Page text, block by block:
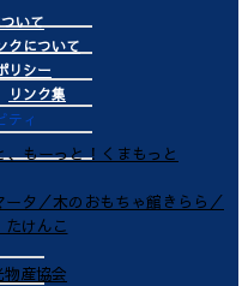
ティ
いて
クについて
リシー
リンク集